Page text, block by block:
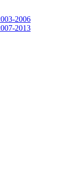
2006
2013